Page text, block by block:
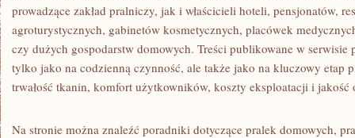
prowadzące zakład pralniczy, jak i właścicieli hoteli, pensjonatów,
agroturystycznych, gabinetów kosmetycznych, placówek
czy dużych gospodarstw domowych. Treści publikowane w serwisie
tylko jako na codzienną czynność, ale także jako na kluczowy etap
trwałość tkanin, komfort użytkowników, koszty eksploatacji i jakość
Na stronie można znaleźć poradniki dotyczące pralek domowych,